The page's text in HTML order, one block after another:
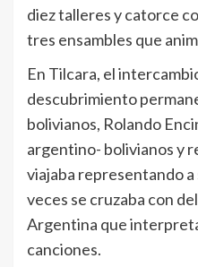
diez talleres y catorce
tres ensambles que
En Tilcara, el
descubrimiento
bolivianos, Rolando
argentino- bolivianos y
viajaba representando a
veces se cruzaba con
Argentina que
canciones.